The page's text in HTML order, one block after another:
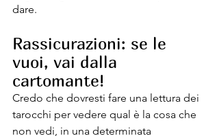
dare.
Rassicurazioni: se le
vuoi, vai dalla
cartomante!
Credo che dovresti fare una lettura dei
tarocchi per vedere qual è la cosa che
non vedi, in una determinata